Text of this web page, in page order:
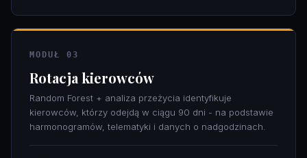
MODUŁ 03
Rotacja kierowców
Random Forest + analiza przeżycia identyfikuje
kierowców, którzy odejdą w ciągu 90 dni - na podstawie
harmonogramów, telematyki i danych o nadgodzinach.